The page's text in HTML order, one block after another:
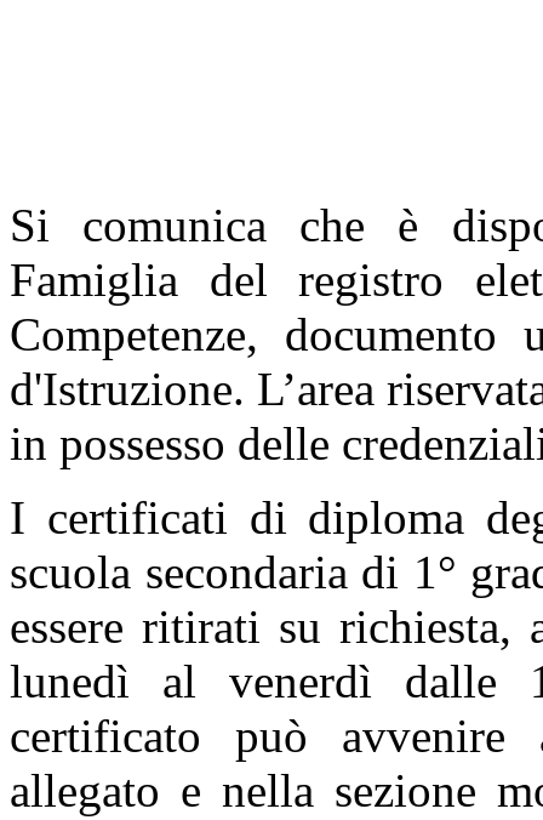
Si comunica che è
Famiglia del registro
Competenze,
d'Istruzione. L’area
in possesso delle
I certificati di diploma
scuola secondaria di 1°
essere ritirati su
lunedì al venerdì
certificato può avvenire
allegato e nella sezione